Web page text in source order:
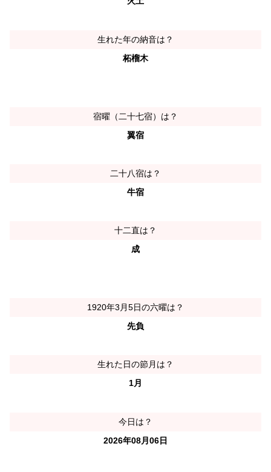
生れた年の納音は？
柘榴木
宿曜（二十七宿）は？
翼宿
二十八宿は？
牛宿
十二直は？
成
1920年3月5日の六曜は？
先負
生れた日の節月は？
1月
今日は？
2026年08月06日